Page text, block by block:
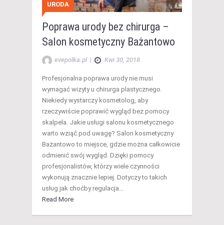
URODA
Poprawa urody bez chirurga –
Salon kosmetyczny Bażantowo
evepolka.pl | Kwi 30, 2018
Profesjonalna poprawa urody nie musi
wymagać wizyty u chirurga plastycznego.
Niekiedy wystarczy kosmetolog, aby
rzeczywiście poprawić wygląd bez pomocy
skalpela. Jakie usługi salonu kosmetycznego
warto wziąć pod uwagę? Salon kosmetyczny
Bażantowo to miejsce, gdzie można całkowicie
odmienić swój wygląd. Dzięki pomocy
profesjonalistów, którzy wiele czynności
wykonują znacznie lepiej. Dotyczy to takich
usług jak choćby regulacja…
Read More